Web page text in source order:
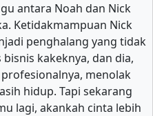
antara Noah dan Nick
Ketidakmampuan Nick
penghalang yang tidak
kakeknya, dan dia,
menolak
hidup. Tapi sekarang
lagi, akankah cinta lebih